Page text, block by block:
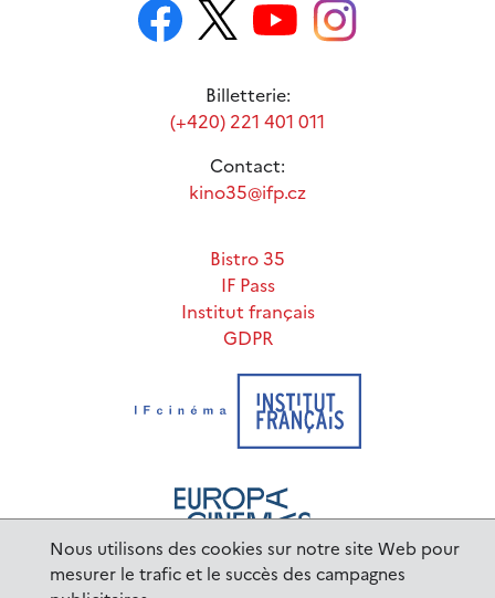
Nous utilisons des cookies sur notre site Web pour
mesurer le trafic et le succès des campagnes
Billetterie:
(+420) 221 401 011
Contact:
kino35@ifp.cz
Bistro 35
IF Pass
Institut français
GDPR